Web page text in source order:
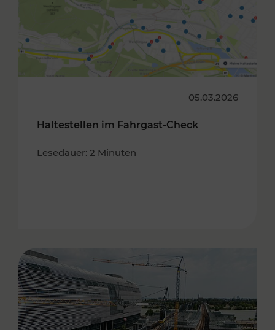
05.03.2026
Haltestellen im Fahrgast-Check
Lesedauer: 2 Minuten